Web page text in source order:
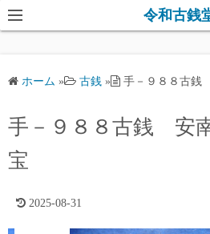
コ
ン
キ
令和古銭
ホーム » 古銭 » 手－９８８古銭
手－９８８古銭 安
宝
2025-08-31